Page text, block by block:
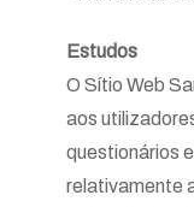
Estudos
O Sítio Web
aos
questionários
relativamente